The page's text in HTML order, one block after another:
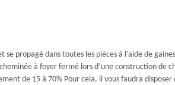
propagé dans toutes les pièces à l'aide de
à foyer fermé lors d’une construction de
de 15 à 70% Pour cela, il vous faudra disposer